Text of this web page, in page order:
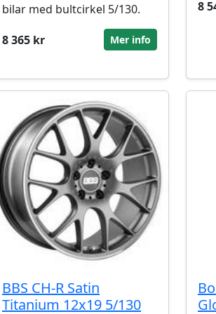
bilar med bultcirkel 5/130.
8 365 kr
Mer info
8
BBS CH-R Satin
Titanium 12x19 5/130